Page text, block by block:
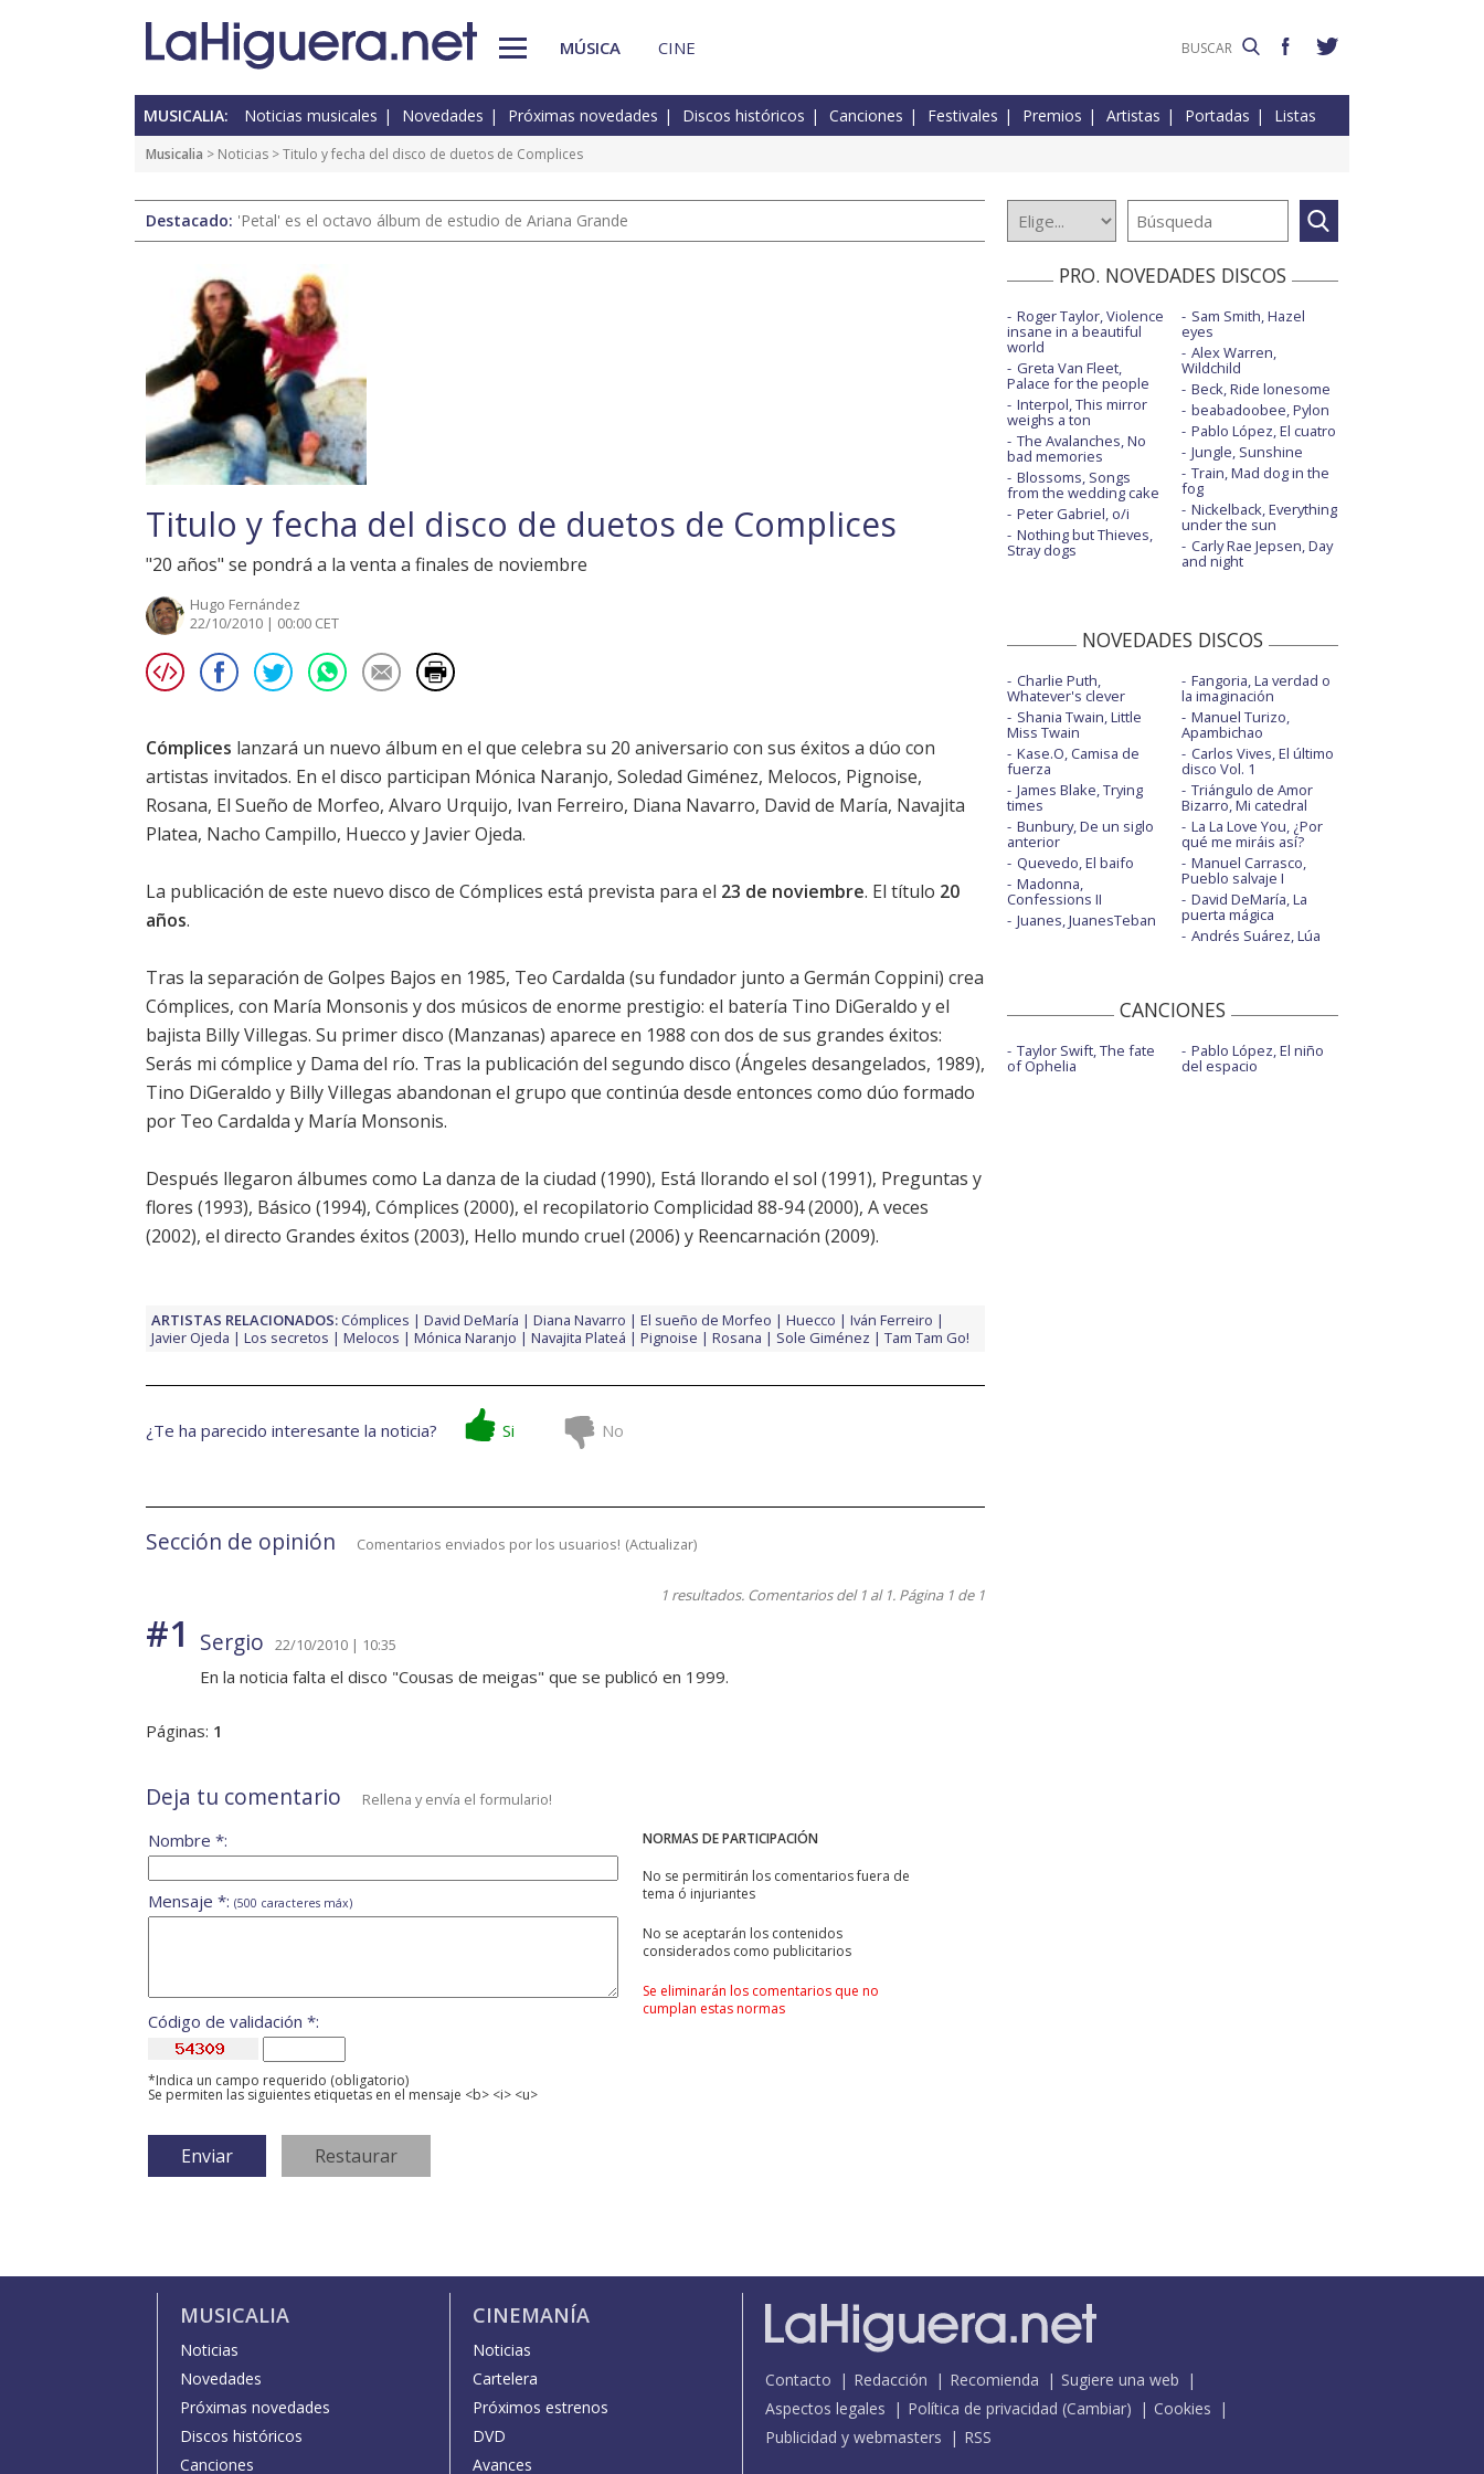
MÚSICA CINE
MUSICALIA: Noticias musicales Novedades Próximas novedades Discos históricos Canciones Festivales Premios Artistas Portadas Listas
Musicalia > Noticias > Titulo y fecha del disco de duetos de Complices
Destacado: 'Petal' es el octavo álbum de estudio de Ariana Grande
Titulo y fecha del disco de duetos de Complices
"20 años" se pondrá a la venta a finales de noviembre
Hugo Fernández
22/10/2010 | 00:00 CET
Cómplices lanzará un nuevo álbum en el que celebra su 20 aniversario con sus éxitos a dúo con
artistas invitados. En el disco participan Mónica Naranjo, Soledad Giménez, Melocos, Pignoise,
Rosana, El Sueño de Morfeo, Alvaro Urquijo, Ivan Ferreiro, Diana Navarro, David de María, Navajita
Platea, Nacho Campillo, Huecco y Javier Ojeda.
La publicación de este nuevo disco de Cómplices está prevista para el 23 de noviembre. El título 20
años.
Tras la separación de Golpes Bajos en 1985, Teo Cardalda (su fundador junto a Germán Coppini) crea
Cómplices, con María Monsonis y dos músicos de enorme prestigio: el batería Tino DiGeraldo y el
bajista Billy Villegas. Su primer disco (Manzanas) aparece en 1988 con dos de sus grandes éxitos:
Serás mi cómplice y Dama del río. Tras la publicación del segundo disco (Ángeles desangelados, 1989),
Tino DiGeraldo y Billy Villegas abandonan el grupo que continúa desde entonces como dúo formado
por Teo Cardalda y María Monsonis.
Después llegaron álbumes como La danza de la ciudad (1990), Está llorando el sol (1991), Preguntas y
flores (1993), Básico (1994), Cómplices (2000), el recopilatorio Complicidad 88-94 (2000), A veces
(2002), el directo Grandes éxitos (2003), Hello mundo cruel (2006) y Reencarnación (2009).
ARTISTAS RELACIONADOS:Cómplices David DeMaría Diana Navarro El sueño de Morfeo Huecco
Iván Ferreiro
Javier Ojeda
Los secretos Melocos Mónica Naranjo Navajita Plateá Pignoise Rosana Sole Giménez Tam Tam Go!
¿Te ha parecido interesante la noticia? Si No
Sección de opinión Comentarios enviados por los usuarios! (Actualizar)
1 resultados. Comentarios del 1 al 1. Página 1 de 1
#1 Sergio 22/10/2010 | 10:35
En la noticia falta el disco "Cousas de meigas" que se publicó en 1999.
Páginas: 1
Deja tu comentario Rellena y envía el formulario!
NORMAS DE PARTICIPACIÓN
No se permitirán los comentarios fuera de
tema ó injuriantes
No se aceptarán los contenidos
considerados como publicitarios
Se eliminarán los comentarios que no
cumplan estas normas
Nombre *:
Mensaje *: (500 caracteres máx)
Código de validación *:
*Indica un campo requerido (obligatorio)
Se permiten las siguientes etiquetas en el mensaje <b> <i> <u>
PRO. NOVEDADES DISCOS
Roger Taylor, Violence
insane in a beautiful
world
Greta Van Fleet,
Palace for the people
Interpol, This mirror
weighs a ton
The Avalanches, No
bad memories
Blossoms, Songs
from the wedding cake
Peter Gabriel, o/i
Nothing but Thieves,
Stray dogs
Sam Smith, Hazel
eyes
Alex Warren,
Wildchild
Beck, Ride lonesome
beabadoobee, Pylon
Pablo López, El cuatro
Jungle, Sunshine
Train, Mad dog in the
fog
Nickelback, Everything
under the sun
Carly Rae Jepsen, Day
and night
NOVEDADES DISCOS
Charlie Puth,
Whatever's clever
Shania Twain, Little
Miss Twain
Kase.O, Camisa de
fuerza
James Blake, Trying
times
Bunbury, De un siglo
anterior
Quevedo, El baifo
Madonna,
Confessions II
Juanes, JuanesTeban
Fangoria, La verdad o
la imaginación
Manuel Turizo,
Apambichao
Carlos Vives, El último
disco Vol. 1
Triángulo de Amor
Bizarro, Mi catedral
La La Love You, ¿Por
qué me miráis así?
Manuel Carrasco,
Pueblo salvaje I
David DeMaría, La
puerta mágica
Andrés Suárez, Lúa
CANCIONES
Taylor Swift, The fate
of Ophelia
Pablo López, El niño
del espacio
MUSICALIA
Noticias
Novedades
Próximas novedades
Discos históricos
Canciones
CINEMANÍA
Noticias
Cartelera
Próximos estrenos
DVD
Avances
Contacto Redacción Recomienda
Sugiere una web
Aspectos legales
Política de privacidad (Cambiar)
Cookies
Publicidad y webmasters
RSS